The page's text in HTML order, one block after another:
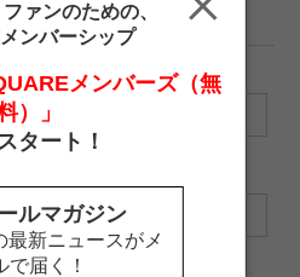
ァンのための、
ンバーシップ
メンバーズ（無
）」
タート！
ルマガジン
最新ニュースがメ
で届く！